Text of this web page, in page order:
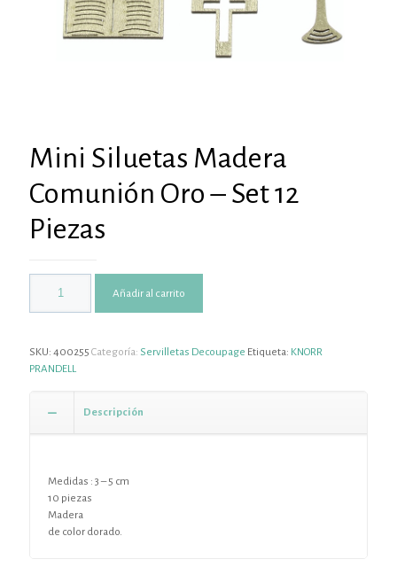
Mini Siluetas Madera
Comunión Oro – Set 12
Piezas
Añadir al carrito
SKU: 400255 Categoría: Servilletas Decoupage Etiqueta: KNORR
PRANDELL
Descripción
Medidas : 3 – 5 cm
10 piezas
Madera
de color dorado.